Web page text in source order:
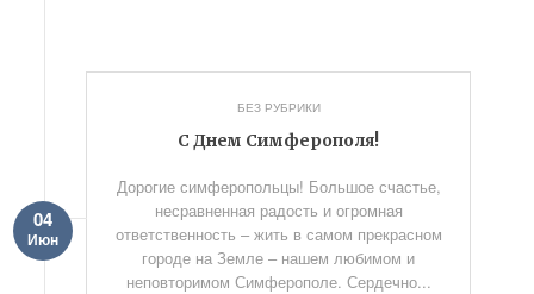
БЕЗ РУБРИКИ
С Днем Симферополя!
04
Июн
Дорогие симферопольцы! Большое счастье,
несравненная радость и огромная
ответственность – жить в самом прекрасном
городе на Земле – нашем любимом и
неповторимом Симферополе. Сердечно...